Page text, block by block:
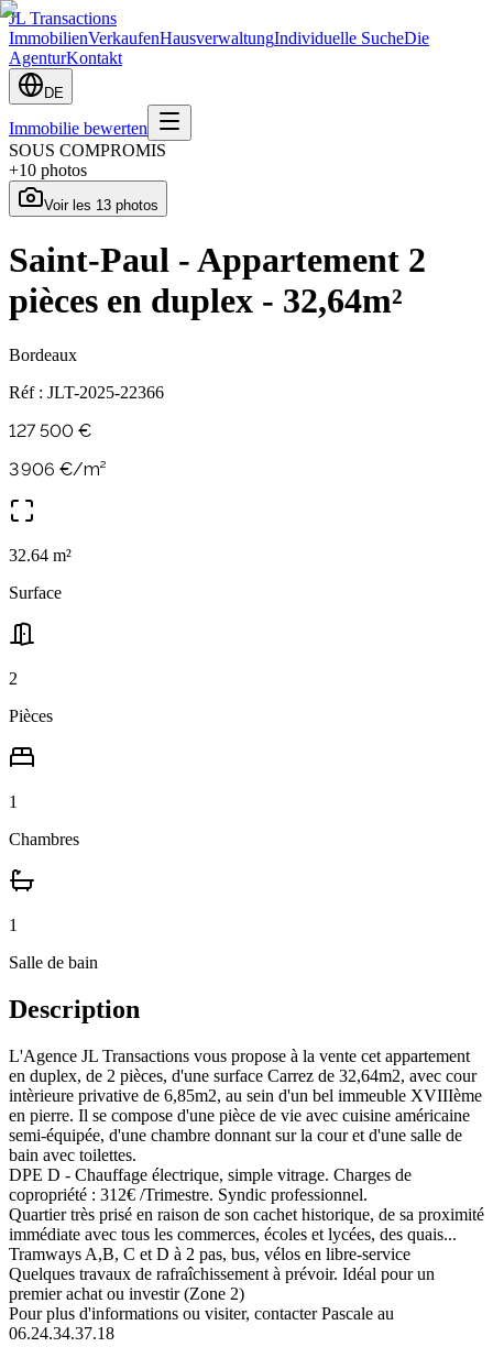
JL Transactions
ImmobilienVerkaufenHausverwaltungIndividuelle SucheDie
AgenturKontakt
DE
Immobilie bewerten
SOUS COMPROMIS
+10 photos
Voir les 13 photos
Saint-Paul - Appartement 2
pièces en duplex - 32,64m²
Bordeaux
Réf : JLT-2025-22366
127 500 €
3 906 €/m²
32.64 m²
Surface
2
Pièces
1
Chambres
1
Salle de bain
Description
L'Agence JL Transactions vous propose à la vente cet appartement
en duplex, de 2 pièces, d'une surface Carrez de 32,64m2, avec cour
intèrieure privative de 6,85m2, au sein d'un bel immeuble XVIIIème
en pierre. Il se compose d'une pièce de vie avec cuisine américaine
semi-équipée, d'une chambre donnant sur la cour et d'une salle de
bain avec toilettes.
DPE D - Chauffage électrique, simple vitrage. Charges de
copropriété : 312€ /Trimestre. Syndic professionnel.
Quartier très prisé en raison de son cachet historique, de sa proximité
immédiate avec tous les commerces, écoles et lycées, des quais...
Tramways A,B, C et D à 2 pas, bus, vélos en libre-service
Quelques travaux de rafraîchissement à prévoir. Idéal pour un
premier achat ou investir (Zone 2)
Pour plus d'informations ou visiter, contacter Pascale au
06.24.34.37.18